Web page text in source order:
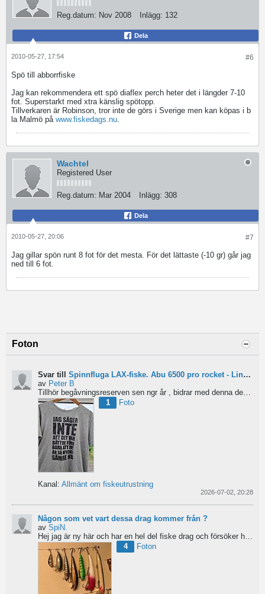
Reg.datum: Nov 2008 Inlägg: 132
Dela
#6
2010-05-27, 17:54
Spö till abborrfiske
Jag kan rekommendera ett spö diaflex perch heter det i längder 7-10
fot. Superstarkt med xtra känslig spötopp.
Tillverkaren är Robinson, tror inte de görs i Sverige men kan köpas i b
la Malmö på www.fiskedags.nu.
Wachtel
Registered User
Reg.datum: Mar 2004 Inlägg: 308
Dela
#7
2010-05-27, 20:06
Jag gillar spön runt 8 fot för det mesta. För det lättaste (-10 gr) går jag
ned till 6 fot.
Foton
Svar till Spinnfluga LAX-fiske. Abu 6500 pro rocket - Lina för kort?
av Peter B
Tillhör begåvningsreserven sen ngr år , bidrar med denna devis.
1
Foto
Kanal: Allmänt om fiskeutrustning
2026-07-02, 20:28
Någon som vet vart dessa drag kommer från ?
av SpiN.
4
Foton